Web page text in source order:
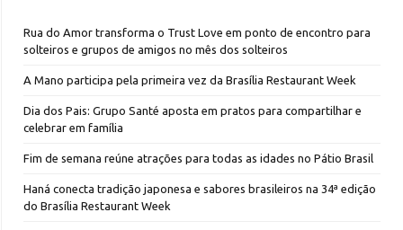
Rua do Amor transforma o Trust Love em ponto de encontro para
solteiros e grupos de amigos no mês dos solteiros
A Mano participa pela primeira vez da Brasília Restaurant Week
Dia dos Pais: Grupo Santé aposta em pratos para compartilhar e
celebrar em família
Fim de semana reúne atrações para todas as idades no Pátio Brasil
Haná conecta tradição japonesa e sabores brasileiros na 34ª edição
do Brasília Restaurant Week